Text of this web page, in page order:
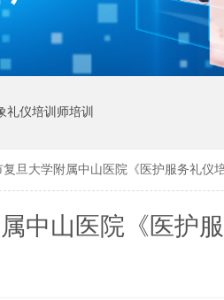
礼仪培训师培训
旦大学附属中山医院《医护服务礼仪培
中山医院《医护